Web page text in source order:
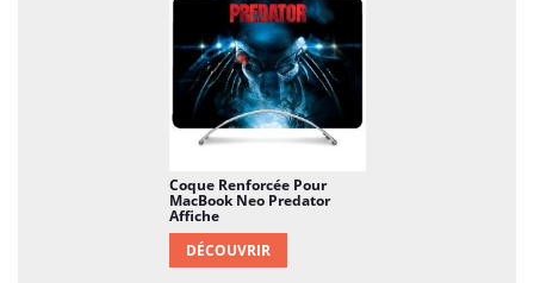
Coque Renforcée Pour
MacBook Neo Predator
Affiche
DÉCOUVRIR